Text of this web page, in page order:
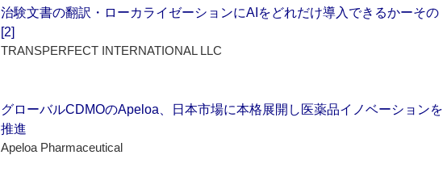
治験文書の翻訳・ローカライゼーションにAIをどれだけ導入できるかーその
[2]
TRANSPERFECT INTERNATIONAL LLC
グローバルCDMOのApeloa、日本市場に本格展開し医薬品イノベーションを
推進
Apeloa Pharmaceutical